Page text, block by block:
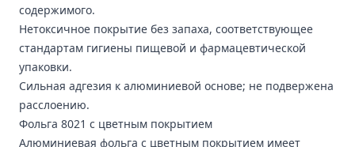
содержимого.
Нетоксичное покрытие без запаха, соответствующее
стандартам гигиены пищевой и фармацевтической
упаковки.
Сильная адгезия к алюминиевой основе; не подвержена
расслоению.
Фольга 8021 с цветным покрытием
Алюминиевая фольга с цветным покрытием имеет